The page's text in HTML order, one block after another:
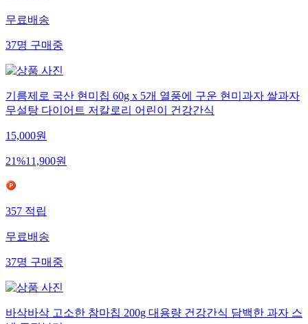
무료배송
37명구매중
기름제로 국산 현미칩 60g x 5개 열풍에 구운 현미과자 쌀과자
무설탕 다이어트 저칼로리 어린이 건강간식
15,000원
21%11,900원
357적립
무료배송
37명구매중
바삭바삭 고소한 참마칩 200g 대용량 건강간식 담백한 과자 스